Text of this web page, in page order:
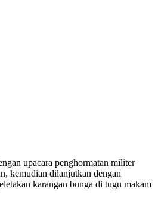
upacara penghormatan militer
kemudian dilanjutkan dengan
karangan bunga di tugu makam